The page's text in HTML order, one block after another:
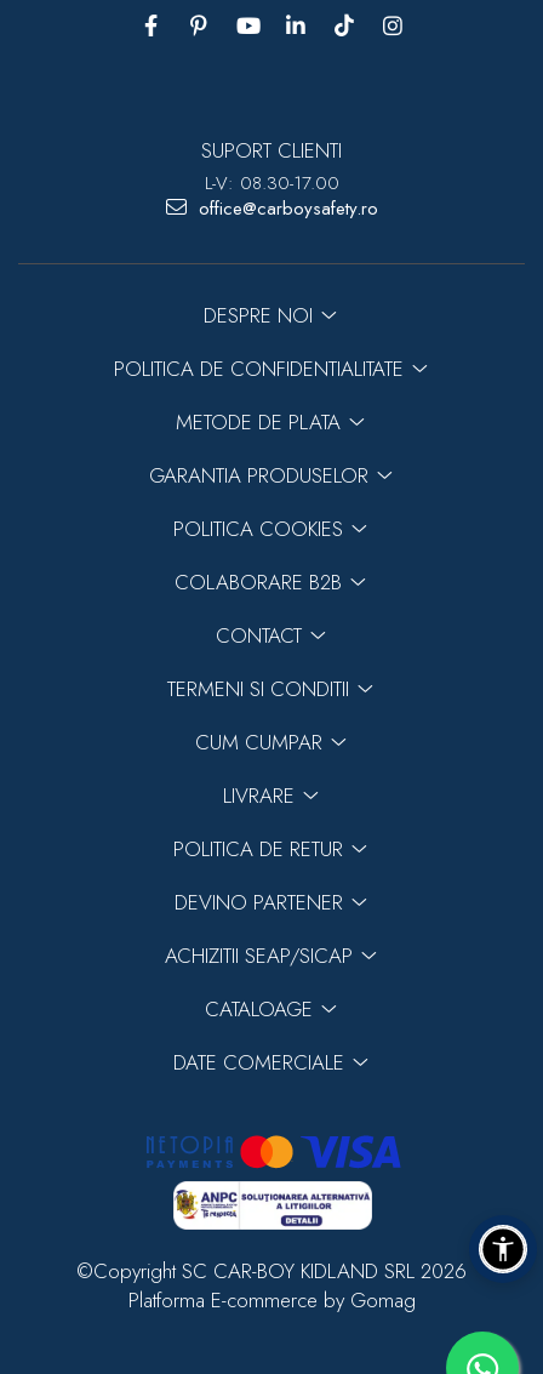
SUPORT CLIENTI
L-V: 08.30-17.00
office@carboysafety.ro
DESPRE NOI
POLITICA DE CONFIDENTIALITATE
METODE DE PLATA
GARANTIA PRODUSELOR
POLITICA COOKIES
COLABORARE B2B
CONTACT
TERMENI SI CONDITII
CUM CUMPAR
LIVRARE
POLITICA DE RETUR
DEVINO PARTENER
ACHIZITII SEAP/SICAP
CATALOAGE
DATE COMERCIALE
©Copyright SC CAR-BOY KIDLAND SRL 2026
Platforma E-commerce by Gomag